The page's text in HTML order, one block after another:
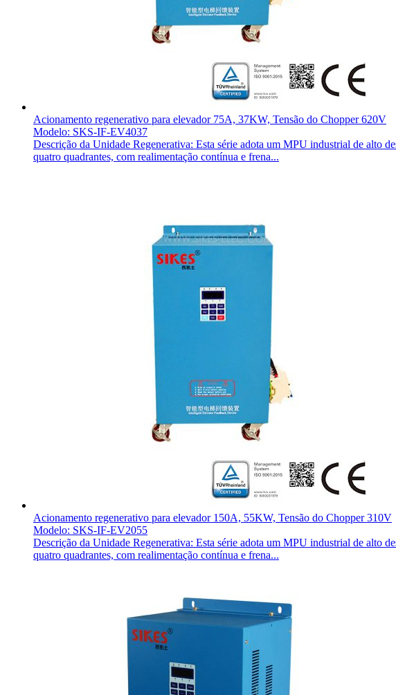
Acionamento regenerativo para elevador 75A, 37KW, Tensão do Chopper 620V
Modelo: SKS-IF-EV4037
Descrição da Unidade Regenerativa: Esta série adota um MPU industrial de alto
quatro quadrantes, com realimentação contínua e frena...
Acionamento regenerativo para elevador 150A, 55KW, Tensão do Chopper 310V
Modelo: SKS-IF-EV2055
Descrição da Unidade Regenerativa: Esta série adota um MPU industrial de alto
quatro quadrantes, com realimentação contínua e frena...